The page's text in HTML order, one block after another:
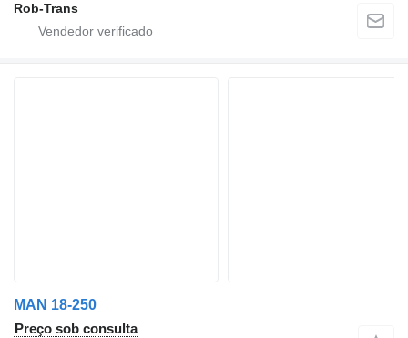
Rob-Trans
MAN 18-250
Preço sob consulta